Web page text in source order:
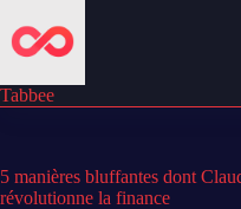
au
contenu
Tabbee
5 manières bluffantes dont
révolutionne la finance